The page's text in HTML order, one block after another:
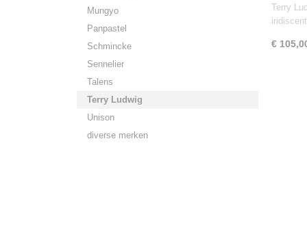
Mungyo
Panpastel
Schmincke
Sennelier
Talens
Terry Ludwig
Unison
diverse merken
14
Terry
€